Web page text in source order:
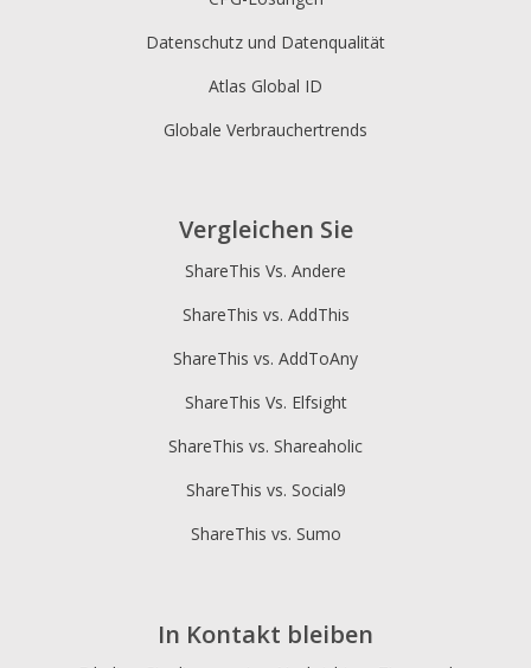
Datenschutz und Datenqualität
Atlas Global ID
Globale Verbrauchertrends
Vergleichen Sie
ShareThis Vs. Andere
ShareThis vs. AddThis
ShareThis vs. AddToAny
ShareThis Vs. Elfsight
ShareThis vs. Shareaholic
ShareThis vs. Social9
ShareThis vs. Sumo
In Kontakt bleiben